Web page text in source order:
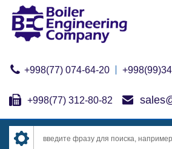
+998(77) 074-64-20
+998(77) 312-80-82